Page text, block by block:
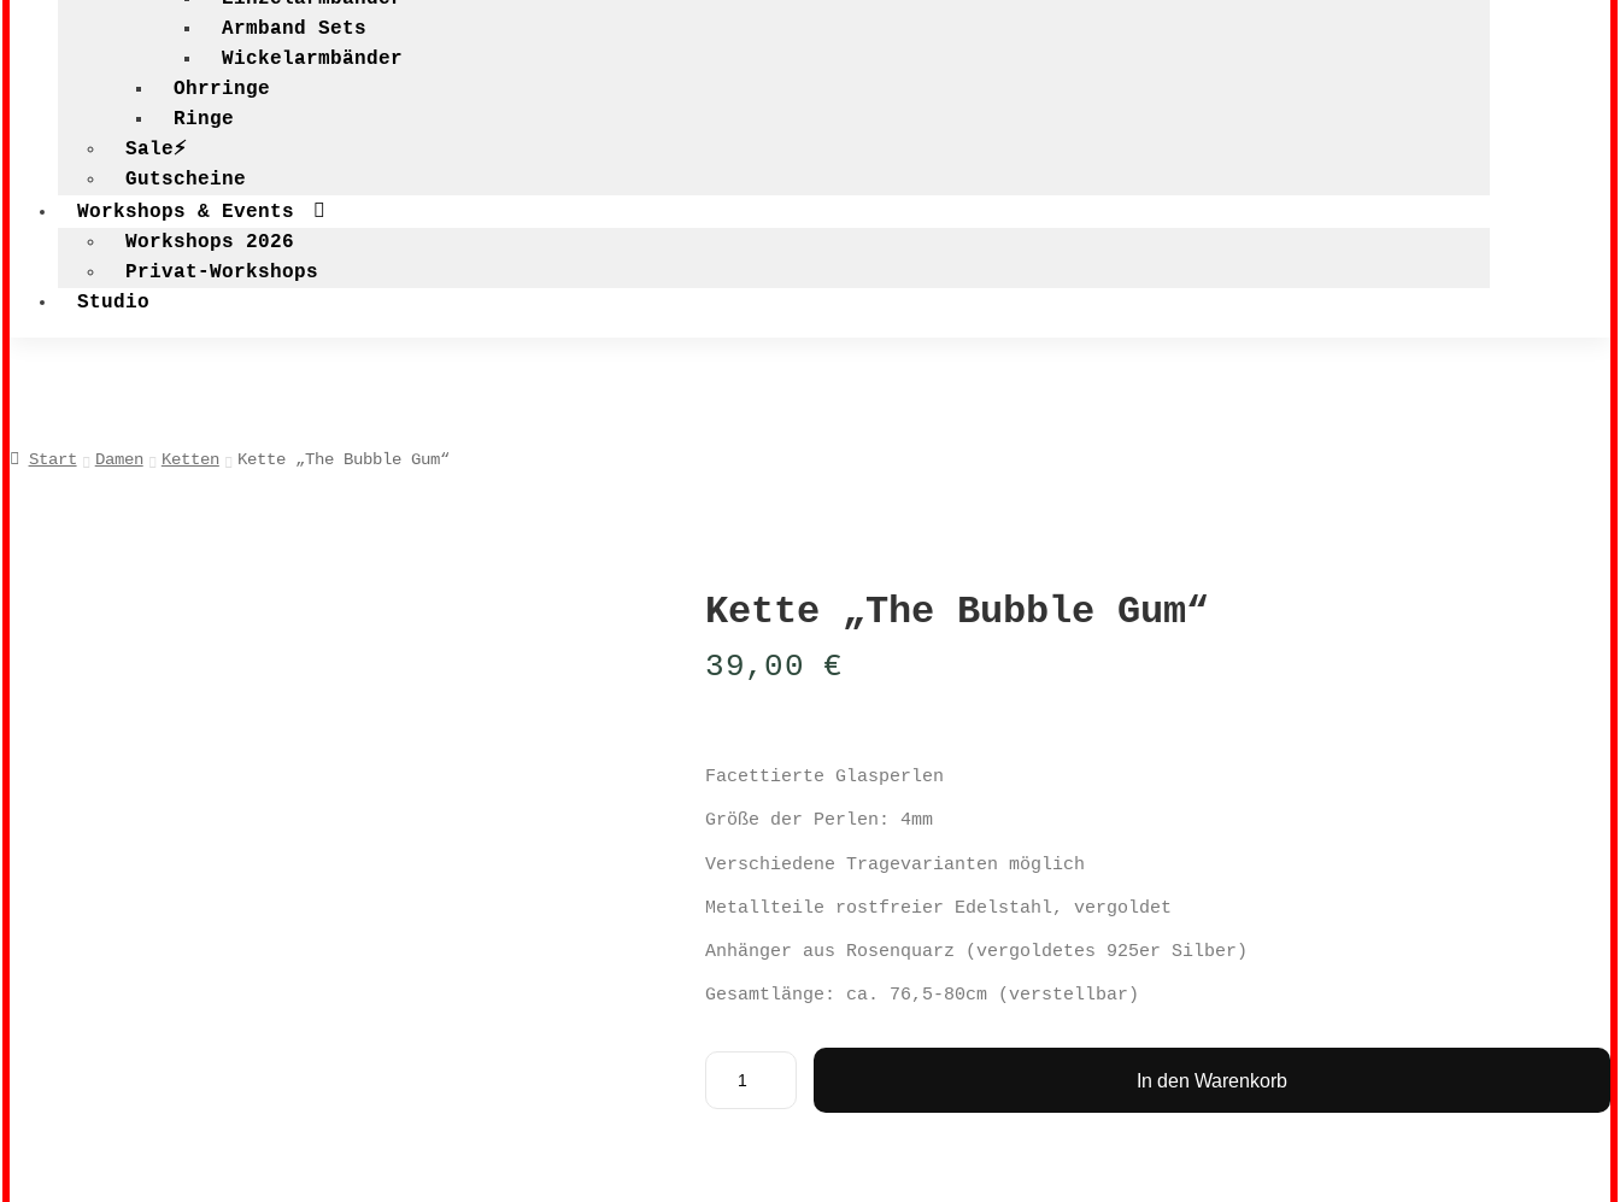
Armband Sets
Wickelarmbänder
Ohrringe
Ringe
Sale⚡
Gutscheine
Workshops & Events
Workshops 2026
Privat-Workshops
Studio
Start Damen Ketten Kette „The Bubble Gum“
Kette „The Bubble Gum“
39,00 €
Facettierte Glasperlen
Größe der Perlen: 4mm
Verschiedene Tragevarianten möglich
Metallteile rostfreier Edelstahl, vergoldet
Anhänger aus Rosenquarz (vergoldetes 925er Silber)
Gesamtlänge: ca. 76,5-80cm (verstellbar)
Kette
In den Warenkorb